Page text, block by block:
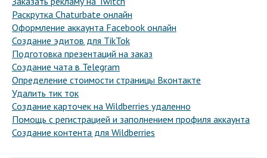
Раскрутка Chaturbate онлайн
Оформление аккаунта Facebook онлайн
Создание эдитов для TikTok
Подготовка презентаций на заказ
Создание чата в Telegram
Определение стоимости страницы Вконтакте
Удалить тик ток
Создание карточек на Wildberries удаленно
Помощь с регистрацией и заполнением профиля аккаунта
Создание контента для Wildberries